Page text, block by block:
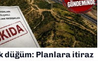
düğüm: Planlara itiraz